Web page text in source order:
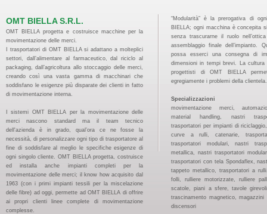
OMT BIELLA S.R.L.
OMT BIELLA progetta e costruisce macchine per la
movimentazione delle merci.
I trasportatori di OMT BIELLA si adattano a molteplici
settori, dall’alimentare al farmaceutico, dal riciclo al
packaging, dall’agricoltura allo stoccaggio delle merci,
creando così una vasta gamma di macchinari che
soddisfano le esigenze più disparate dei clienti in fatto
di movimentazione interna.
I sistemi OMT BIELLA per la movimentazione delle
merci nascono standard ma il team tecnico
dell'azienda è in grado, qual’ora ce ne fosse la
necessità, di personalizzare ogni tipo di trasportatore al
fine di soddisfare al meglio le specifiche esigenze di
ogni singolo cliente. OMT BIELLA progetta, costruisce
ed installa anche impianti completi per la
movimentazione delle merci; il know how acquisito dal
1963 (con i primi impianti tessili per la miscelazione
delle fibre) ad oggi, permette ad OMT BIELLA di offrire
ai propri clienti linee complete di movimentazione
complesse.
“Modularità” è la prerogativa di
BIELLA; ogni macchina è concepita
senza trascurarne il ruolo
assemblaggio finale dell’impianto.
possa esserci una consegna di
dimensioni in tempi brevi. La cultura
progettisti di OMT BIELLA
egregiamente i problemi della clientela.
Specializzazioni
movimentazione merci,
material handling, nastri
trasportatori per impianti di
curve a rulli, catenarie,
trasportatori modulari, nastri
metallica, nastri trasportatori
trasportatori con tela Spondaflex,
tappeto metallico, trasportatori a
folli, rulliere motorizzate, rulliere
scatole, piani a sfere, tavole
trascinamento magnetico, magazzini
discensori